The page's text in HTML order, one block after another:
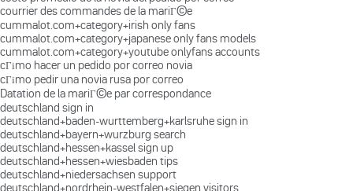
courrier des commandes de la mariГ©e
cummalot.com+category+irish only fans
cummalot.com+category+japanese only fans models
cummalot.com+category+youtube onlyfans accounts
cГіmo hacer un pedido por correo novia
cГіmo pedir una novia rusa por correo
Datation de la mariГ©e par correspondance
deutschland sign in
deutschland+baden-wurttemberg+karlsruhe sign in
deutschland+bayern+wurzburg search
deutschland+hessen+kassel sign up
deutschland+hessen+wiesbaden tips
deutschland+niedersachsen support
deutschland+nordrhein-westfalen+siegen visitors